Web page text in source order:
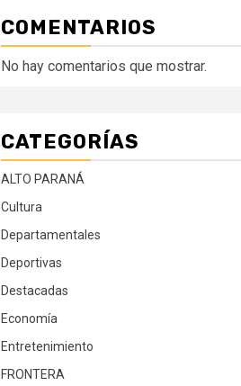
COMENTARIOS
No hay comentarios que mostrar.
CATEGORÍAS
ALTO PARANÁ
Cultura
Departamentales
Deportivas
Destacadas
Economía
Entretenimiento
FRONTERA